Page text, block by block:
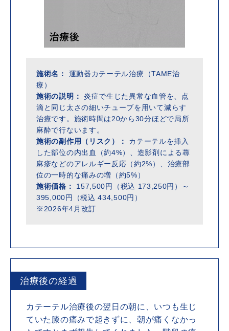
施術名：
運動器カテーテル治療（TAME治
療）
施術の説明：
炎症で生じた異常な血管を、点
滴と同じ太さの細いチューブを用いて減らす
治療です。施術時間は20から30分ほどで局所
麻酔で行ないます。
施術の副作用（リスク）：
カテーテルを挿入
した部位の内出血（約4%）、造影剤による蕁
麻疹などのアレルギー反応（約2%）、治療部
位の一時的な痛みの増（約5%）
施術価格：
157,500円（税込 173,250円）～
395,000円（税込 434,500円）
※2026年4月改訂
治療後の経過
カテーテル治療後の翌日の朝に、いつも生じ
ていた膝の痛みで起きずに、朝が痛くなかっ